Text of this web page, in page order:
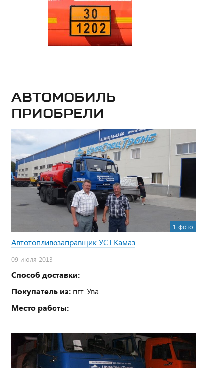
Автомобиль
приобрели
1 фото
Автотопливозаправщик УСТ Камаз
09 июля 2013
Способ доставки:
Покупатель из: пгт. Ува
Место работы: